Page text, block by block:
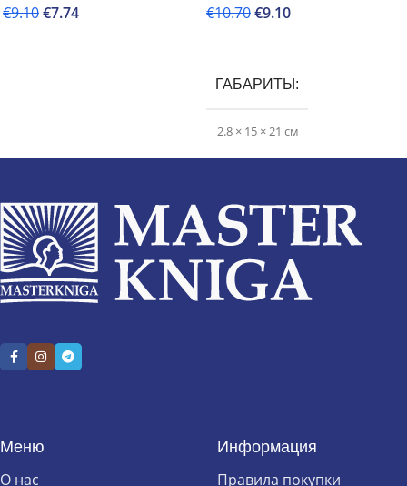
€9.10€7.74 €10.70€9.10
ГАБАРИТЫ
2.8 × 15 × 21 см
Меню
О нас
Информация
Правила покупки